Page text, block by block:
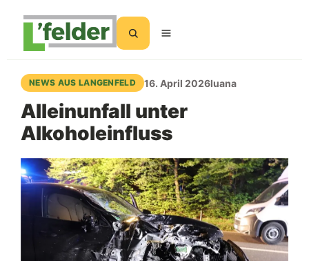
NEWS AUS LANGENFELD 16. April 2026luana
Alleinunfall unter
Alkoholeinfluss